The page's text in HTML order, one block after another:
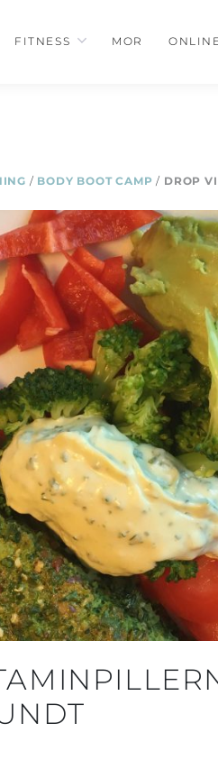
FITNESS MOR
/ BODY BOOT CAMP / DROP